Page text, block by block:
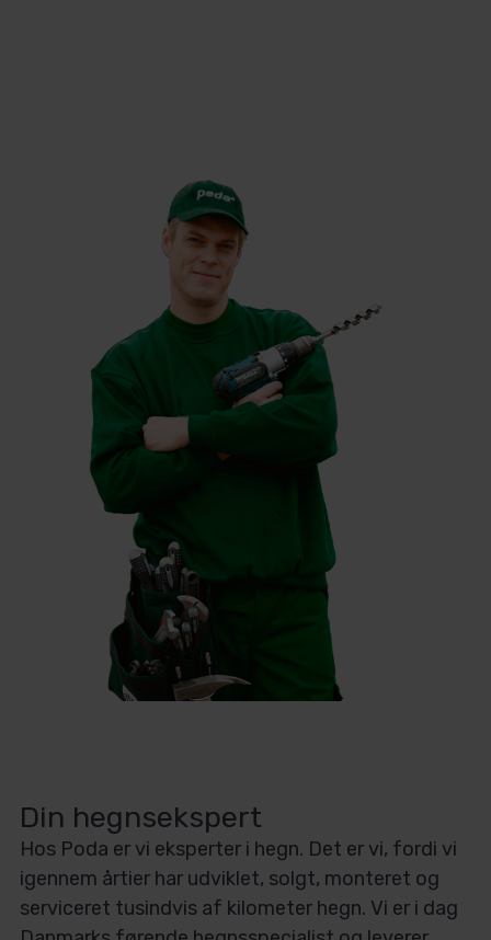
Din hegnsekspert
Hos Poda er vi eksperter i hegn. Det er vi, fordi vi
igennem årtier har udviklet, solgt, monteret og
serviceret tusindvis af kilometer hegn. Vi er i dag